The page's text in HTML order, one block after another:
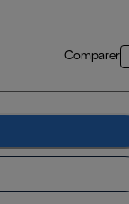
Comparer